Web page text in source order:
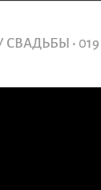
СВАДЬБЫ • 019